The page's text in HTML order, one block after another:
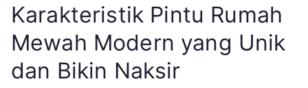
Karakteristik Pintu Rumah
Mewah Modern yang Unik
dan Bikin Naksir